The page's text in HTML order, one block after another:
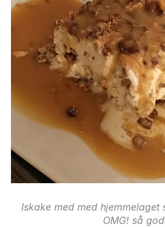
Iskake med med
OMG! så